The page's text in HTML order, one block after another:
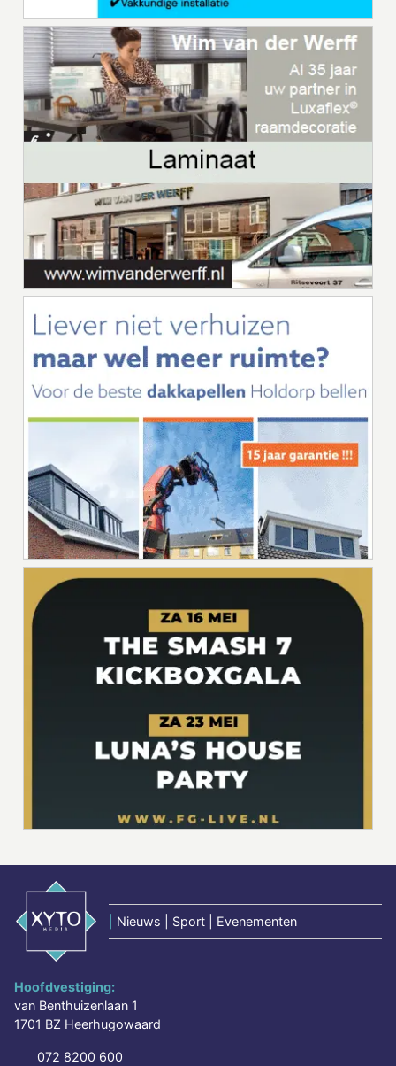
Nieuws | Sport | Evenementen
Hoofdvestiging:
van Benthuizenlaan 1
1701 BZ Heerhugowaard
072 8200 600